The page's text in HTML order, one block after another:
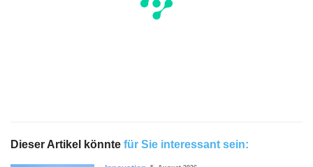
Dieser Artikel könnte für Sie interessant sein: